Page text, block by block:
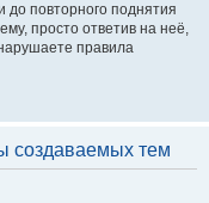
до повторного поднятия
просто ответив на неё,
правила
создаваемых тем